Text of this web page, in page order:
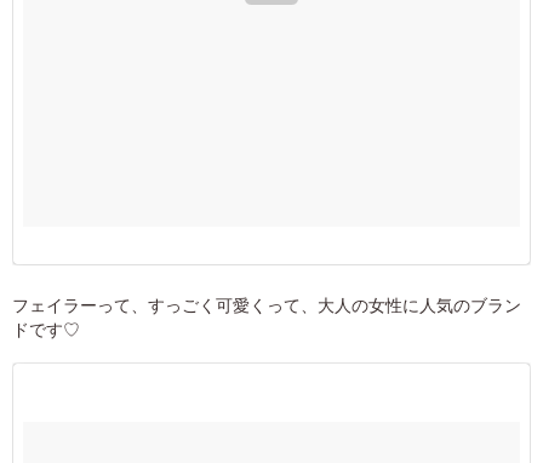
フェイラーって、すっごく可愛くって、大人の女性に人気のブラン
ドです♡